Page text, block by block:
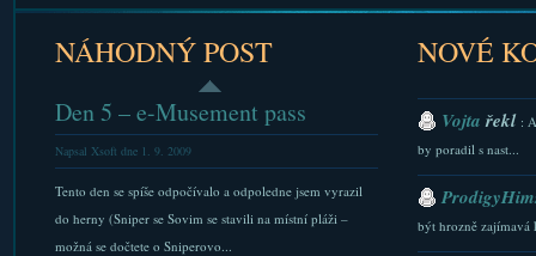
NÁHODNÝ POST
Den 5 – e-Musement pass
Napsal Xsoft dne 1. 9. 2009
Tento den se spíše odpočívalo a odpoledne jsem vyrazil
do herny (Sniper se Sovim se stavili na místní pláži –
možná se dočtete o Sniperovo...
NOVÉ
Vojtařekl :
by poradil s nast...
být hrozně zajímavá